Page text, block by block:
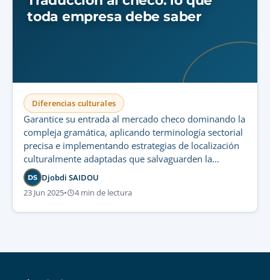
toda empresa debe saber
Diferencias culturales
Garantice su entrada al mercado checo dominando la
compleja gramática, aplicando terminología sectorial
precisa e implementando estrategias de localización
culturalmente adaptadas que salvaguarden la
credibilidad de su marca.
DS Djobdi SAIDOU
23 Jun 2025• 4 min de lectura